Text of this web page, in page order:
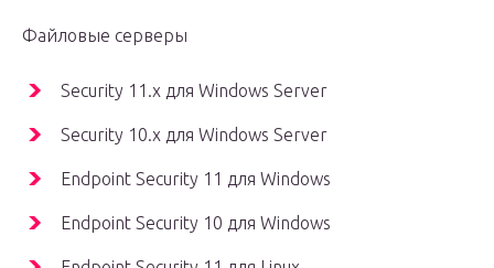
Файловые серверы
Security 11.x для Windows Server
Security 10.x для Windows Server
Endpoint Security 11 для Windows
Endpoint Security 10 для Windows